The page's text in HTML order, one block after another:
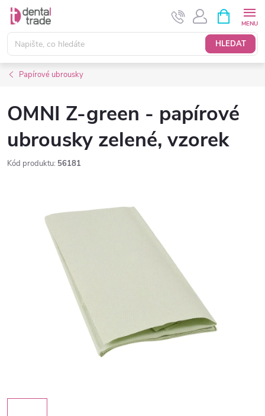
Přejít
obsah
HLEDAT
NÁKUPNÍ
KOŠÍK
Papírové ubrousky
OMNI Z-green - papírové
ubrousky zelené, vzorek
Kód produktu: 56181